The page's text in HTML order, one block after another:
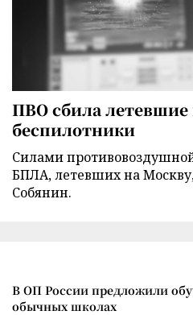
ПВО сбила летевшие
беспилотники
Силами
БПЛА, летевших на
Собянин.
В ОП России предложили
обычных школах